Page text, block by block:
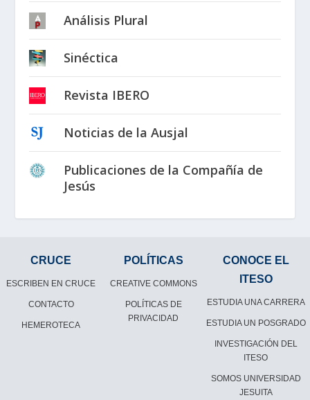
Análisis Plural
Sinéctica
Revista IBERO
Noticias de la Ausjal
Publicaciones de la Compañía de
Jesús
CRUCE
ESCRIBEN EN CRUCE
CONTACTO
HEMEROTECA
POLÍTICAS
CREATIVE COMMONS
POLÍTICAS DE
PRIVACIDAD
CONOCE EL
ITESO
ESTUDIA UNA CARRERA
ESTUDIA UN POSGRADO
INVESTIGACIÓN DEL
ITESO
SOMOS UNIVERSIDAD
JESUITA